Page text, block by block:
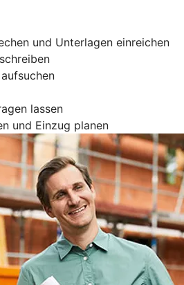
und Unterlagen einreichen
lassen
und Einzug planen